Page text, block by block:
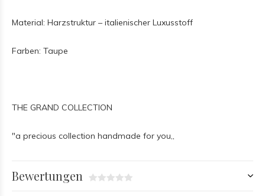
Material: Harzstruktur – italienischer Luxusstoff
Farben: Taupe
THE GRAND COLLECTION
"a precious collection handmade for you,,
Bewertungen